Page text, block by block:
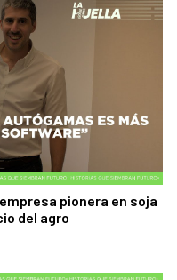
pionera en soja
del agro